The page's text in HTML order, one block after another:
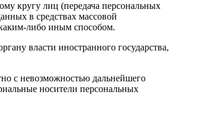
кругу лиц (передача персональных
в средствах массовой
либо иным способом.
власти иностранного государства,
с невозможностью дальнейшего
носители персональных